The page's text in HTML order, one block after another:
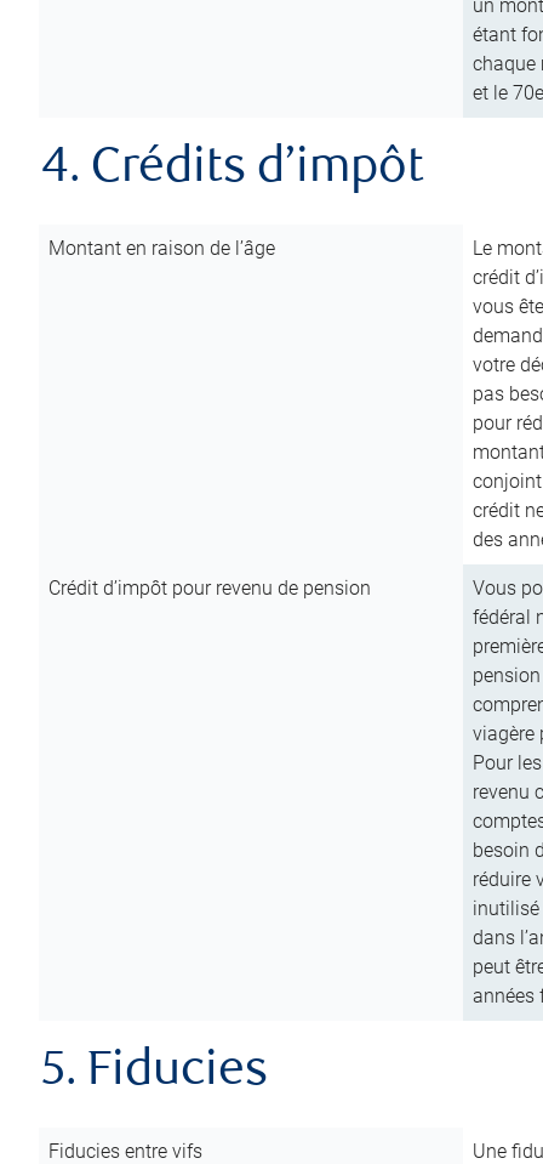
un
étant
chaque
et le
4. Crédits d’impôt
Montant en raison de l’âge
Le
crédit
vous
votre
pas
pour
conjoint
crédit
des
Crédit d’impôt pour revenu de pension
Vous
fédéral
viagère
Pour
revenu
besoin
réduire
inutilisé
dans
peut
années
5. Fiducies
Fiducies entre vifs
Une